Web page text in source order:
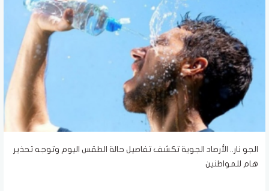
الجو نار.. الأرصاد الجوية تكشف تفاصيل حالة الطقس اليوم وتوجه تحذير
هام للمواطنين